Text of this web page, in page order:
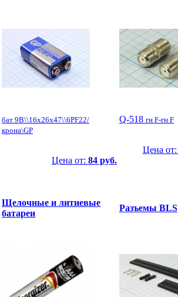
бат 9В\\16x26x47\\6PF22/
крона\GP
Цена от: 84 руб.
Q-518 гн F-гн F
Цена от:
Щелочные и литиевые
батареи
Разъемы BLS